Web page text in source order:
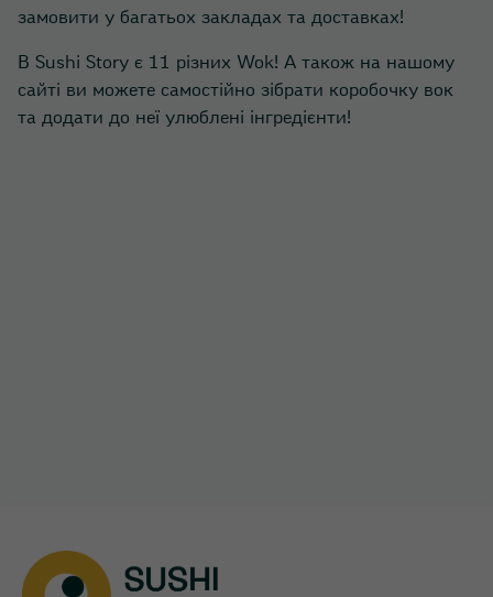
замовити у багатьох закладах та доставках!
В Sushi Story є 11 різних Wok! А також на нашому
сайті ви можете самостійно зібрати коробочку вок
та додати до неї улюблені інгредієнти!